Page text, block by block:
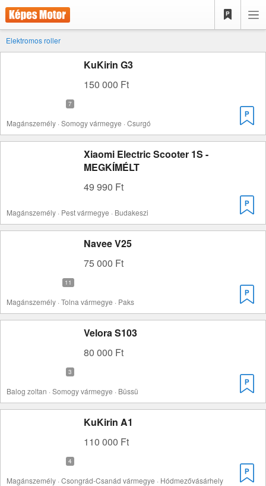
Elektromos roller
KuKirin G3
150 000 Ft
Magánszemély · Somogy vármegye · Csurgó
Xiaomi Electric Scooter 1S -
MEGKÍMÉLT
49 990 Ft
Magánszemély · Pest vármegye · Budakeszi
Navee V25
75 000 Ft
Magánszemély · Tolna vármegye · Paks
Velora S103
80 000 Ft
Balog zoltan · Somogy vármegye · Büssü
KuKirin A1
110 000 Ft
Magánszemély · Csongrád-Csanád vármegye · Hódmezővásárhely